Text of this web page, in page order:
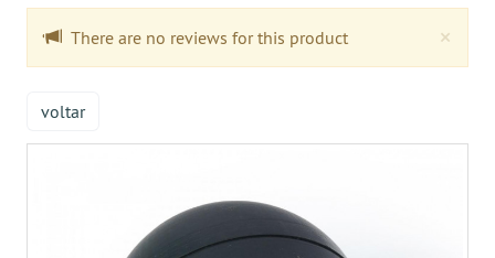
×
There are no reviews for this product
voltar